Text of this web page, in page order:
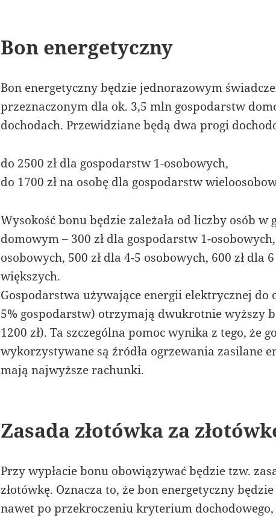
Bon energetyczny
Bon energetyczny będzie jednorazowym
przeznaczonym dla ok. 3,5 mln gospodarstw
dochodach. Przewidziane będą dwa progi
do 2500 zł dla gospodarstw 1-osobowych,
do 1700 zł na osobę dla gospodarstw
Wysokość bonu będzie zależała od liczby osób w
domowym – 300 zł dla gospodarstw 1-
osobowych, 500 zł dla 4-5 osobowych, 600 zł dla
większych.
Gospodarstwa używające energii elektrycznej do
5% gospodarstw) otrzymają dwukrotnie wyższy
1200 zł). Ta szczególna pomoc wynika z tego, że
wykorzystywane są źródła ogrzewania zasilane
mają najwyższe rachunki.
Zasada złotówka za
Przy wypłacie bonu obowiązywać będzie tzw.
złotówkę. Oznacza to, że bon energetyczny
nawet po przekroczeniu kryterium